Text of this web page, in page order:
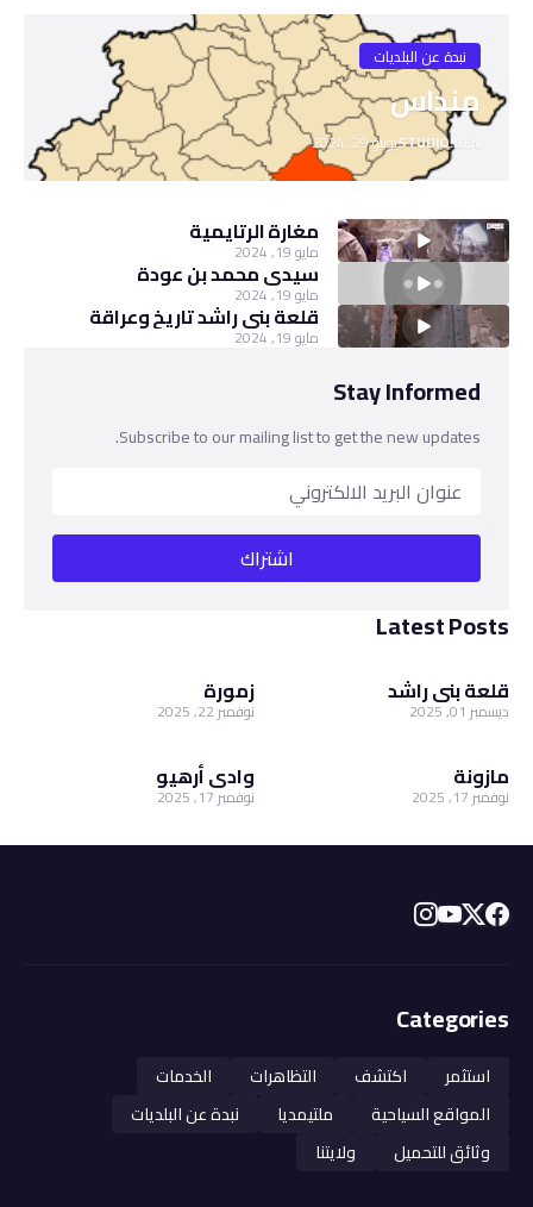
نبدة عن البلديات
منداس
STUDIO.BENيونيو 29, 2024
مغارة الرتايمية
مايو 19, 2024
سيدي محمد بن عودة
مايو 19, 2024
قلعة بني راشد تاريخ وعراقة
مايو 19, 2024
Stay Informed
Subscribe to our mailing list to get the new updates.
Latest Posts
قلعة بني راشد
ديسمبر 01, 2025
زمورة
نوفمبر 22, 2025
مازونة
نوفمبر 17, 2025
وادي أرهيو
نوفمبر 17, 2025
Categories
استثمر اكتشف التظاهرات
الخدمات
المواقع السياحية
ملتيمديا
نبدة عن البلديات
وثائق للتحميل
ولايتنا